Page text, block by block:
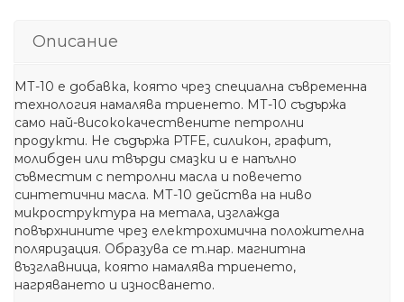
Описание
МТ-10 е добавка, която чрез специална съвременна
технология намалява триенето. МТ-10 съдържа
само най-висококачествените петролни
продукти. Не съдържа PTFE, силикон, графит,
молибден или твърди смазки и е напълно
съвместим с петролни масла и повечето
синтетични масла. МТ-10 действа на ниво
микроструктура на метала, изглажда
повърхнините чрез електрохимична положителна
поляризация. Образува се т.нар. магнитна
възглавница, която намалява триенето,
нагряването и износването.